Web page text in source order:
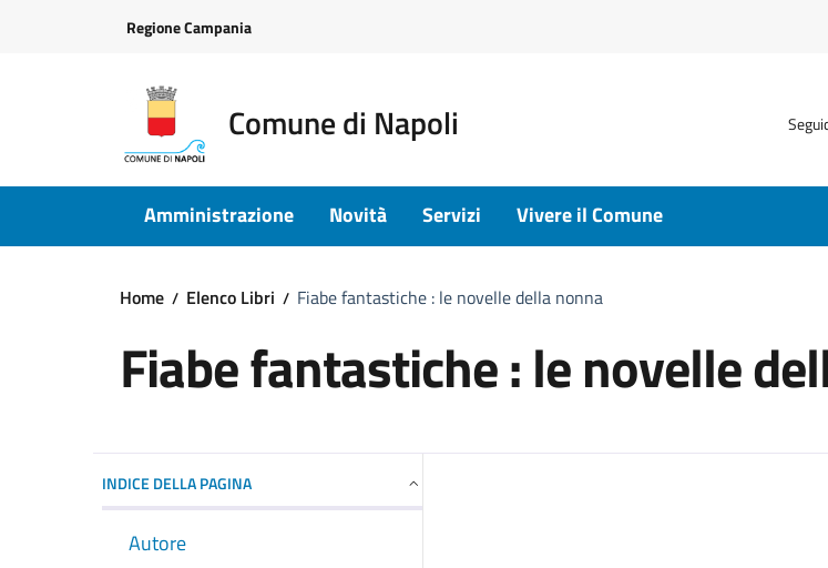
Regione Campania
Comune di Napoli
Amministrazione Novità Servizi Vivere il Comune
Home Elenco Libri Fiabe fantastiche : le novelle della nonna
Fiabe fantastiche : le novelle
INDICE DELLA PAGINA
Autore